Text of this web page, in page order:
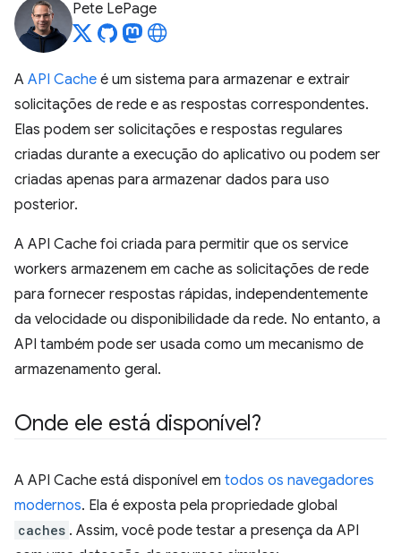
Pete LePage
A API Cache é um sistema para armazenar e extrair
solicitações de rede e as respostas correspondentes.
Elas podem ser solicitações e respostas regulares
criadas durante a execução do aplicativo ou podem ser
criadas apenas para armazenar dados para uso
posterior.
A API Cache foi criada para permitir que os service
workers armazenem em cache as solicitações de rede
para fornecer respostas rápidas, independentemente
da velocidade ou disponibilidade da rede. No entanto, a
API também pode ser usada como um mecanismo de
armazenamento geral.
Onde ele está disponível?
A API Cache está disponível em todos os navegadores
modernos. Ela é exposta pela propriedade global
caches . Assim, você pode testar a presença da API